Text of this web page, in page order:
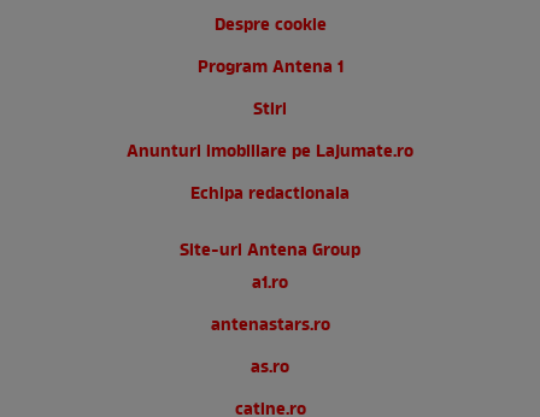
Despre cookie
Program Antena 1
Stiri
Anunturi imobiliare pe Lajumate.ro
Echipa redactionala
Site-uri Antena Group
a1.ro
antenastars.ro
as.ro
catine.ro